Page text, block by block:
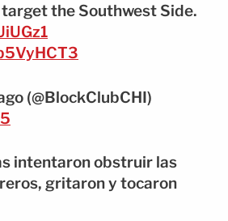
the Southwest Side.
(@BlockClubCHI)
intentaron obstruir las
gritaron y tocaron